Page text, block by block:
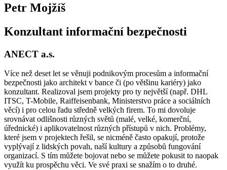
Petr Mojžíš
Konzultant informační bezpečnosti
ANECT a.s.
Více než deset let se věnuji podnikovým procesům a informační
bezpečnosti jako architekt v bance či (po většinu kariéry) jako
konzultant. Realizoval jsem projekty pro ty největší (např. DHL
ITSC, T-Mobile, Raiffeisenbank, Ministerstvo práce a sociálních
věcí) i pro celou řadu středně velkých firem. To mi dovoluje
srovnávat odlišnosti různých světů (malé, velké, komerční,
úřednické) i aplikovatelnost různých přístupů v nich. Problémy,
které jsem v projektech řešil, se nicméně často opakují, protože
vyplývají z lidských povah, naší kultury a způsobů fungování
organizací. S tím můžete bojovat nebo se můžete pokusit to naopak
využít ku prospěchu věci. Ve své praxi se snažím o to druhé.